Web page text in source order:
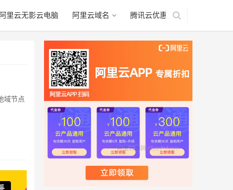
阿里云无影云电脑 阿里云域名 腾讯云优惠
域节点